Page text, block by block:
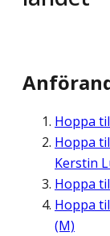
Hoppa
Hoppa
Kerstin
Hoppa
Hoppa
(M)